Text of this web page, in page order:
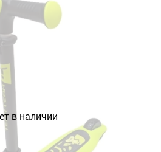
в наличии